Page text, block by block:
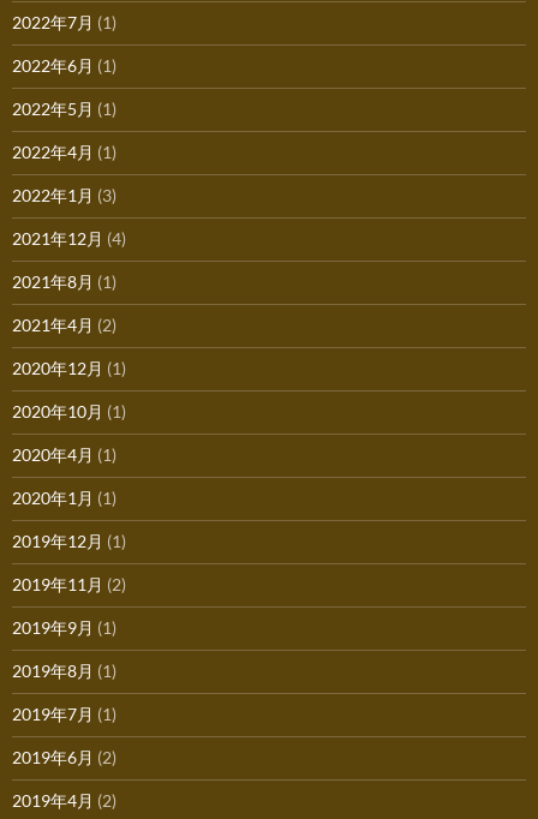
2022年7月 (1)
2022年6月 (1)
2022年5月 (1)
2022年4月 (1)
2022年1月 (3)
2021年12月 (4)
2021年8月 (1)
2021年4月 (2)
2020年12月 (1)
2020年10月 (1)
2020年4月 (1)
2020年1月 (1)
2019年12月 (1)
2019年11月 (2)
2019年9月 (1)
2019年8月 (1)
2019年7月 (1)
2019年6月 (2)
2019年4月 (2)